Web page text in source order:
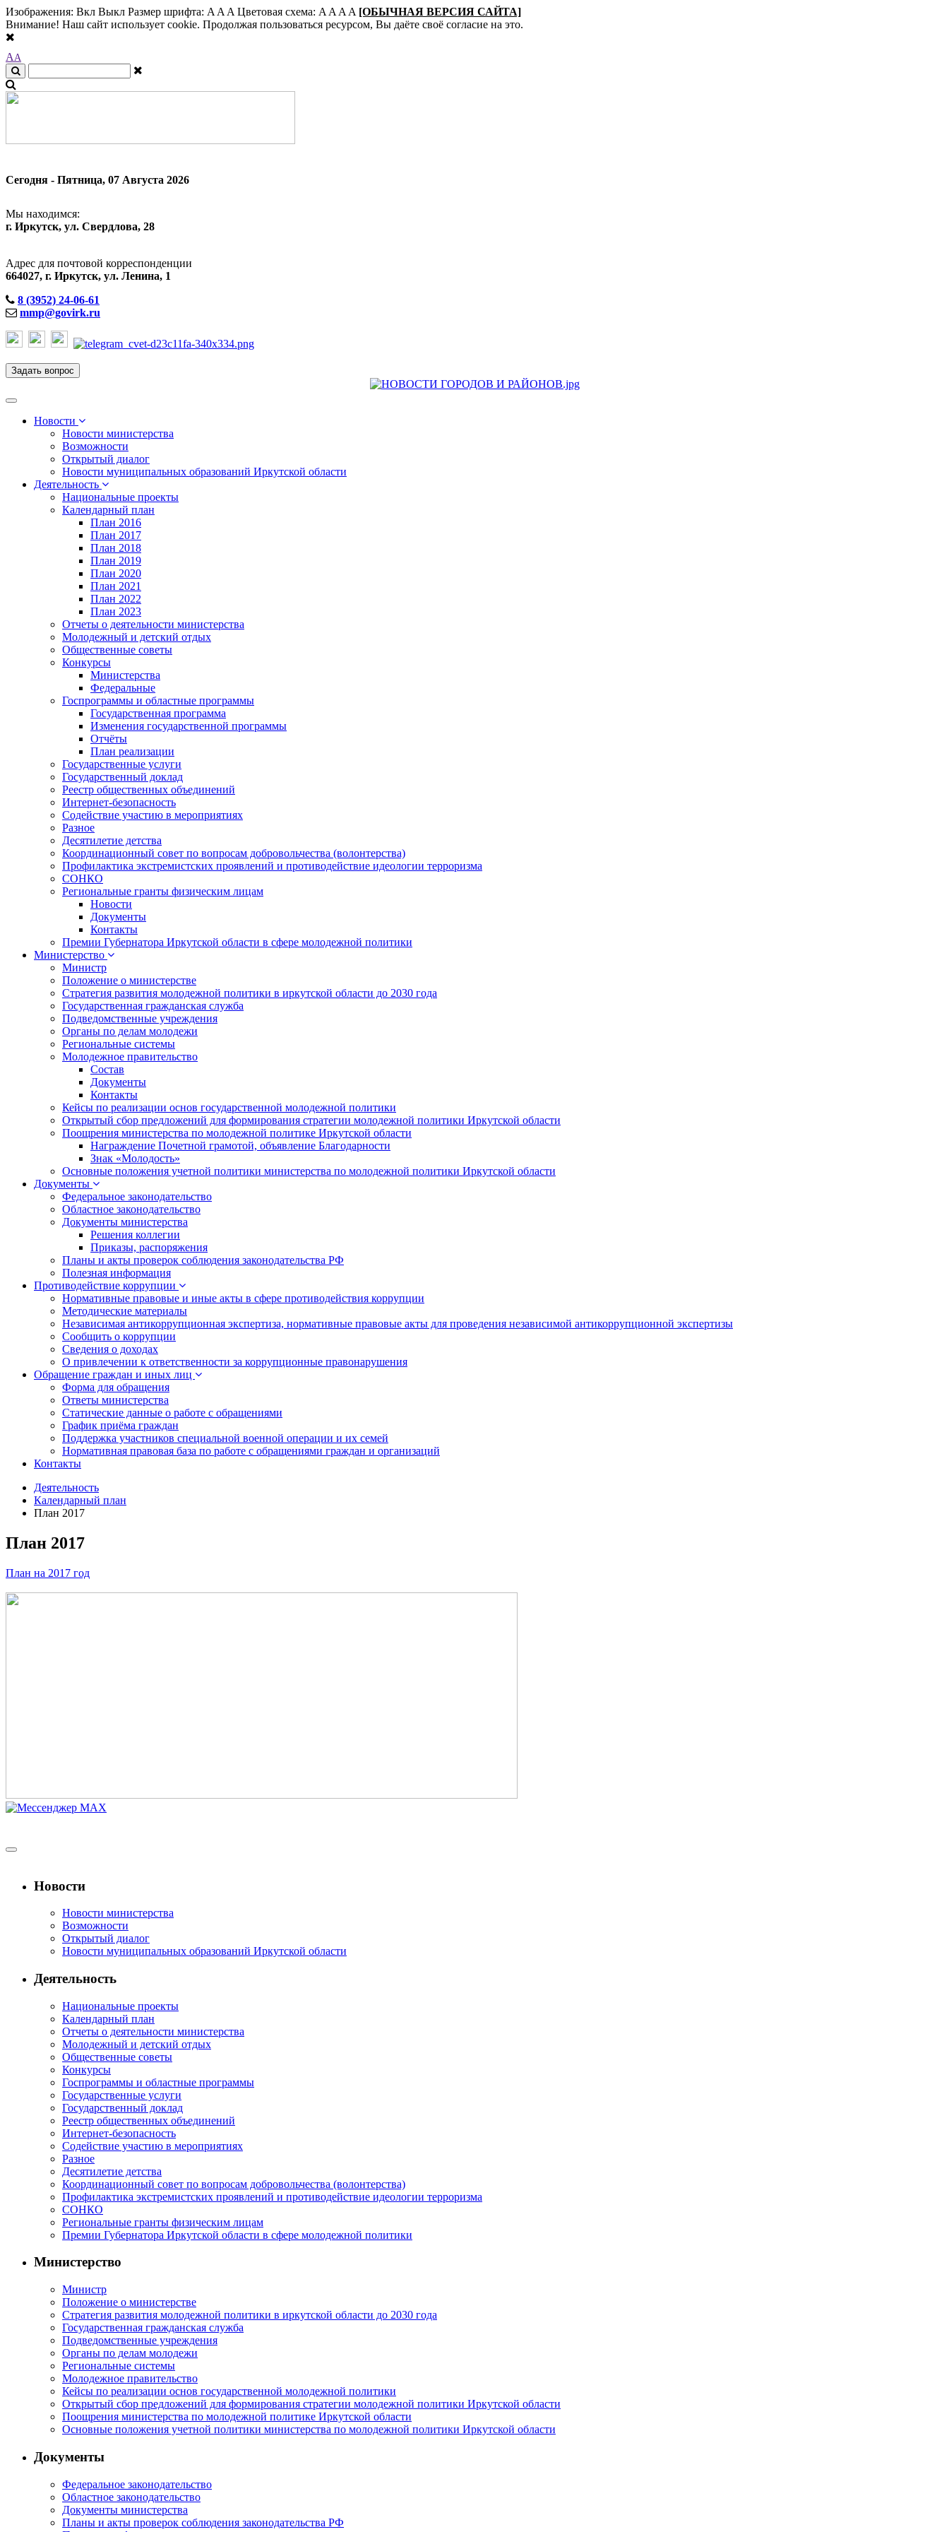
Изображения: Вкл Выкл Размер шрифта: A A A Цветовая схема: A A A A [ОБЫЧНАЯ ВЕРСИЯ САЙТА]
Внимание! Наш сайт использует cookie. Продолжая пользоваться ресурсом, Вы даёте своё согласие на это.
AA
Сегодня - Пятница, 07 Августа 2026
Мы находимся:
г. Иркутск, ул. Свердлова, 28
Адрес для почтовой корреспонденции
664027, г. Иркутск, ул. Ленина, 1
8 (3952) 24-06-61
mmp@govirk.ru
Задать вопрос
Toggle
navigationНовости
Новости министерства
Возможности
Открытый диалог
Новости муниципальных образований Иркутской области
Деятельность
Национальные проекты
Календарный план
План 2016
План 2017
План 2018
План 2019
План 2020
План 2021
План 2022
План 2023
Отчеты о деятельности министерства
Молодежный и детский отдых
Общественные советы
Конкурсы
Министерства
Федеральные
Госпрограммы и областные программы
Государственная программа
Изменения государственной программы
Отчёты
План реализации
Государственные услуги
Государственный доклад
Реестр общественных объединений
Интернет-безопасность
Содействие участию в мероприятиях
Разное
Десятилетие детства
Координационный совет по вопросам добровольчества (волонтерства)
Профилактика экстремистских проявлений и противодействие идеологии терроризма
СОНКО
Региональные гранты физическим лицам
Новости
Документы
Контакты
Премии Губернатора Иркутской области в сфере молодежной политики
Министерство
Министр
Положение о министерстве
Стратегия развития молодежной политики в иркутской области до 2030 года
Государственная гражданская служба
Подведомственные учреждения
Органы по делам молодежи
Региональные системы
Молодежное правительство
Состав
Документы
Контакты
Кейсы по реализации основ государственной молодежной политики
Открытый сбор предложений для формирования стратегии молодежной политики Иркутской области
Поощрения министерства по молодежной политике Иркутской области
Награждение Почетной грамотой, объявление Благодарности
Знак «Молодость»
Основные положения учетной политики министерства по молодежной политики Иркутской области
Документы
Федеральное законодательство
Областное законодательство
Документы министерства
Решения коллегии
Приказы, распоряжения
Планы и акты проверок соблюдения законодательства РФ
Полезная информация
Противодействие коррупции
Нормативные правовые и иные акты в сфере противодействия коррупции
Методические материалы
Независимая антикоррупционная экспертиза, нормативные правовые акты для проведения независимой антикоррупционной экспертизы
Сообщить о коррупции
Сведения о доходах
О привлечении к ответственности за коррупционные правонарушения
Обращение граждан и иных лиц
Форма для обращения
Ответы министерства
Статические данные о работе с обращениями
График приёма граждан
Поддержка участников специальной военной операции и их семей
Нормативная правовая база по работе с обращениями граждан и организаций
Контакты
Деятельность
Календарный план
План 2017
План 2017
План на 2017 год
Новости
Новости министерства
Возможности
Открытый диалог
Новости муниципальных образований Иркутской области
Деятельность
Национальные проекты
Календарный план
Отчеты о деятельности министерства
Молодежный и детский отдых
Общественные советы
Конкурсы
Госпрограммы и областные программы
Государственные услуги
Государственный доклад
Реестр общественных объединений
Интернет-безопасность
Содействие участию в мероприятиях
Разное
Десятилетие детства
Координационный совет по вопросам добровольчества (волонтерства)
Профилактика экстремистских проявлений и противодействие идеологии терроризма
СОНКО
Региональные гранты физическим лицам
Премии Губернатора Иркутской области в сфере молодежной политики
Министерство
Министр
Положение о министерстве
Стратегия развития молодежной политики в иркутской области до 2030 года
Государственная гражданская служба
Подведомственные учреждения
Органы по делам молодежи
Региональные системы
Молодежное правительство
Кейсы по реализации основ государственной молодежной политики
Открытый сбор предложений для формирования стратегии молодежной политики Иркутской области
Поощрения министерства по молодежной политике Иркутской области
Основные положения учетной политики министерства по молодежной политики Иркутской области
Документы
Федеральное законодательство
Областное законодательство
Документы министерства
Планы и акты проверок соблюдения законодательства РФ